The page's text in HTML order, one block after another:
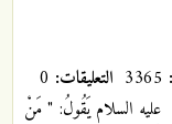
التعليقات:
عليه السلام يَقُولُ‏: " مَنْ